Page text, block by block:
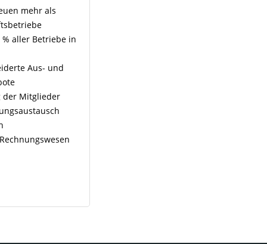
mehr als
aller Betriebe in
Aus- und
der Mitglieder